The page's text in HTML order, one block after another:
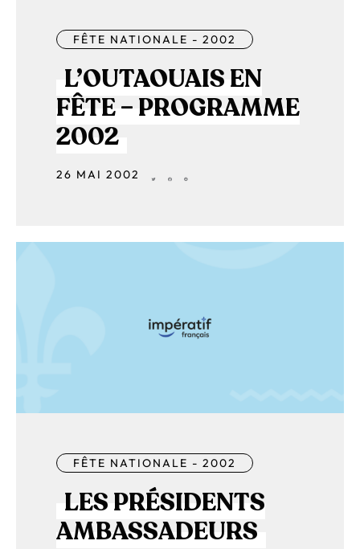
FÊTE NATIONALE - 2002
L’OUTAOUAIS EN
FÊTE – PROGRAMME
2002
26 MAI 2002
FÊTE NATIONALE - 2002
LES PRÉSIDENTS
AMBASSADEURS